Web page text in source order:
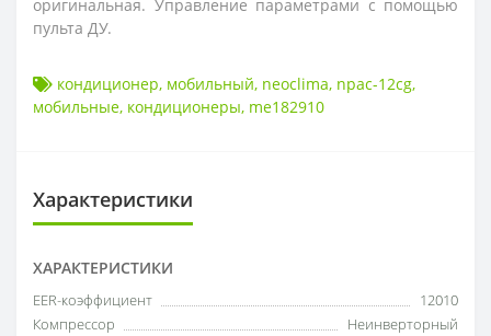
оригинальная. Управление параметрами с помощью
пульта ДУ.
кондиционер, мобильный, neoclima, npac-12cg,
мобильные, кондиционеры, me182910
Характеристики
ХАРАКТЕРИСТИКИ
EER-коэффициент
12010
Компрессор
Неинверторный